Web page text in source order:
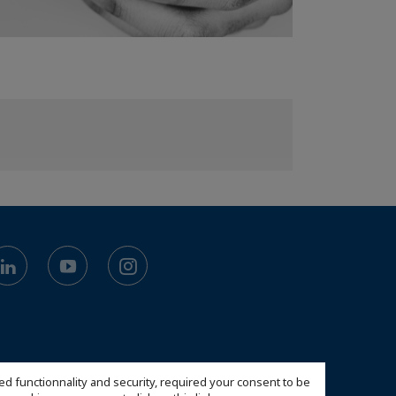
functionnality and security, required your consent to be